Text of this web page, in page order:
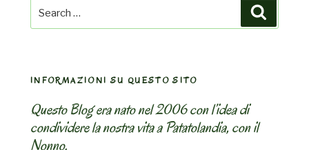
Search
for:
INFORMAZIONI SU QUESTO SITO
Questo Blog era nato nel 2006 con l’idea di
condividere la nostra vita a Patatolandia, con il
Nonno.